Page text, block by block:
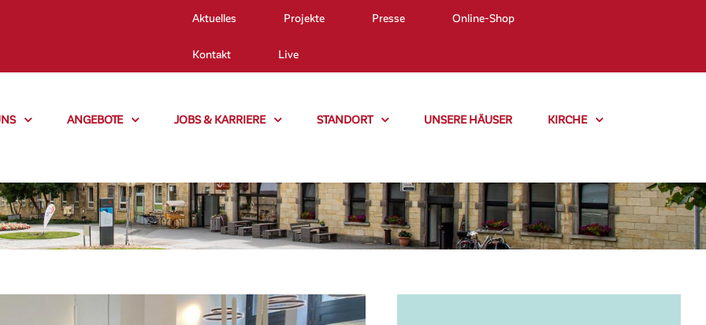
Aktuelles Projekte Presse Online-Shop
Kontakt Live
ANGEBOTE JOBS & KARRIERE STANDORT UNSERE HÄUSER KIRCHE